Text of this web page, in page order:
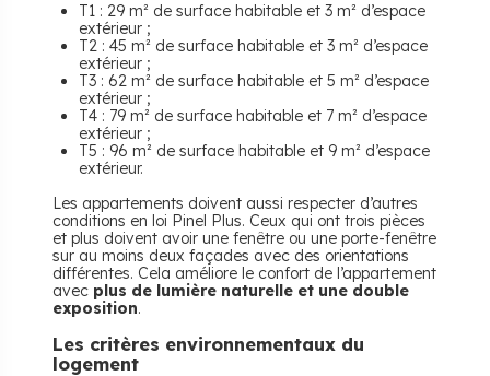
T1 : 29 m² de surface habitable et 3 m² d’espace
extérieur ;
T2 : 45 m² de surface habitable et 3 m² d’espace
extérieur ;
T3 : 62 m² de surface habitable et 5 m² d’espace
extérieur ;
T4 : 79 m² de surface habitable et 7 m² d’espace
extérieur ;
T5 : 96 m² de surface habitable et 9 m² d’espace
extérieur.
Les appartements doivent aussi respecter d’autres
conditions en loi Pinel Plus. Ceux qui ont trois pièces
et plus doivent avoir une fenêtre ou une porte-fenêtre
sur au moins deux façades avec des orientations
différentes. Cela améliore le confort de l’appartement
avec plus de lumière naturelle et une double
exposition.
Les critères environnementaux du
logement